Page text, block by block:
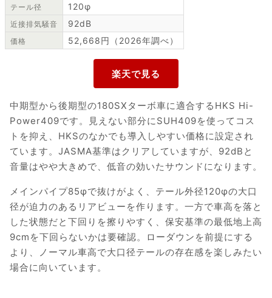
テール径 120φ
近接排気騒音 92dB
価格 52,668円（2026年調べ）
中期型から後期型の180SXターボ車に適合するHKS Hi-
Power409です。見えない部分にSUH409を使ってコス
トを抑え、HKSのなかでも導入しやすい価格に設定され
ています。JASMA基準はクリアしていますが、92dBと
音量はやや大きめで、低音の効いたサウンドになります。
メインパイプ85φで抜けがよく、テール外径120φの大口
径が迫力のあるリアビューを作ります。一方で車高を落と
した状態だと下回りを擦りやすく、保安基準の最低地上高
9cmを下回らないかは要確認。ローダウンを前提にする
より、ノーマル車高で大口径テールの存在感を楽しみたい
場合に向いています。